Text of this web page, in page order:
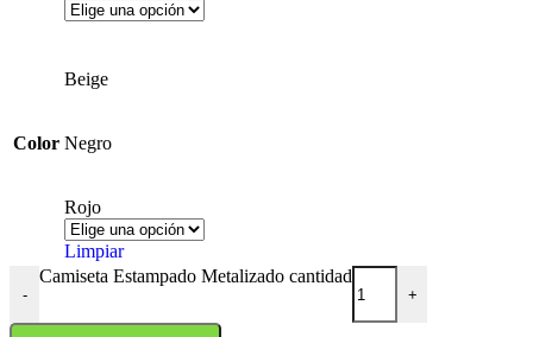
Color
Beige
Negro
Rojo
Limpiar
-
Camiseta Estampado Metalizado cantidad
+